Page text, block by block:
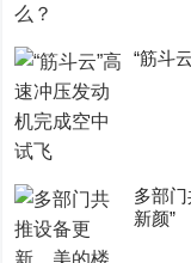
“筋斗
多部
新颜”